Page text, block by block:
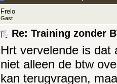
Frelo
Gast
Re: Training zonder
Hrt vervelende is dat
niet alleen de btw
kan terugvragen,